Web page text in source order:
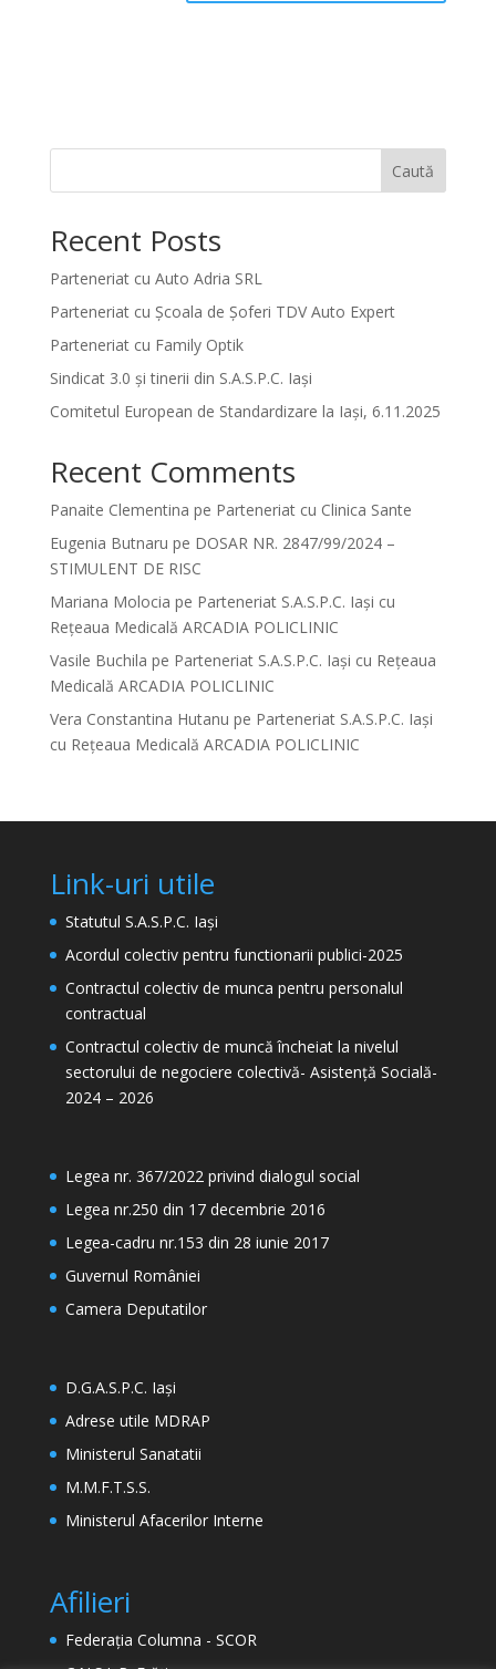
Caută
Recent Posts
Parteneriat cu Auto Adria SRL
Parteneriat cu Școala de Șoferi TDV Auto Expert
Parteneriat cu Family Optik
Sindicat 3.0 și tinerii din S.A.S.P.C. Iași
Comitetul European de Standardizare la Iași, 6.11.2025
Recent Comments
Panaite Clementina pe Parteneriat cu Clinica Sante
Eugenia Butnaru pe DOSAR NR. 2847/99/2024 –
STIMULENT DE RISC
Mariana Molocia pe Parteneriat S.A.S.P.C. Iași cu
Rețeaua Medicală ARCADIA POLICLINIC
Vasile Buchila pe Parteneriat S.A.S.P.C. Iași cu Rețeaua
Medicală ARCADIA POLICLINIC
Vera Constantina Hutanu pe Parteneriat S.A.S.P.C. Iași
cu Rețeaua Medicală ARCADIA POLICLINIC
Link-uri utile
Statutul S.A.S.P.C. Iași
Acordul colectiv pentru functionarii publici-2025
Contractul colectiv de munca pentru personalul
contractual
Contractul colectiv de muncă încheiat la nivelul
sectorului de negociere colectivă- Asistență Socială-
2024 – 2026
Legea nr. 367/2022 privind dialogul social
Legea nr.250 din 17 decembrie 2016
Legea-cadru nr.153 din 28 iunie 2017
Guvernul României
Camera Deputatilor
D.G.A.S.P.C. Iași
Adrese utile MDRAP
Ministerul Sanatatii
M.M.F.T.S.S.
Ministerul Afacerilor Interne
Afilieri
Federația Columna - SCOR